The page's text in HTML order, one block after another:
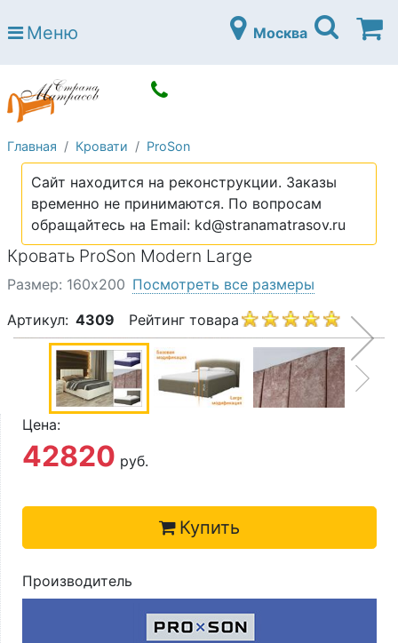
Страна матрасов
Open submenu (Матрасы)
Open submenu (Кровати)
Кровати
Open submenu (Аксессуары)
Open submenu (Диваны)
Диваны
Open submenu (Постельное белье)
Постельное белье
Open submenu (Мебель)
Мебель
Open submenu (Основания)
Основания
Open submenu (Детские матрасы)
Open submenu (Детские кровати)
Детские кровати
Open submenu (Шкафы)
Шкафы
О компании
Контакты
Меню Москва
Главная Кровати ProSon
Сайт находится на реконструкции. Заказы
временно не принимаются. По вопросам
обращайтесь на Email: kd@stranamatrasov.ru
Кровать ProSon Modern Large
Размер: 160х200 Посмотреть все размеры
Артикул: 4309 Рейтинг товара
Цена:
42820 руб.
Купить
Производитель